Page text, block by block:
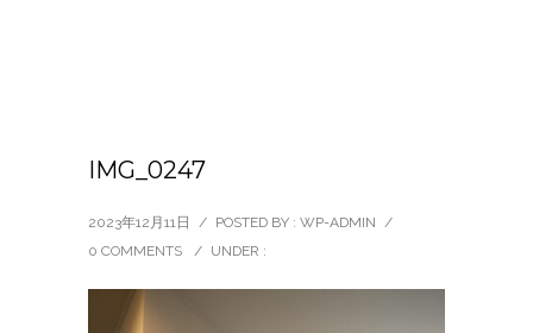
IMG_0247
2023年12月11日 / POSTED BY : WP-ADMIN /
0 COMMENTS
/ UNDER :